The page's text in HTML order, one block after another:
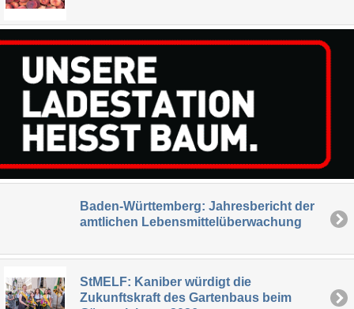
Baden-Württemberg: Jahresbericht der
amtlichen Lebensmittelüberwachung
StMELF: Kaniber würdigt die
Zukunftskraft des Gartenbaus beim